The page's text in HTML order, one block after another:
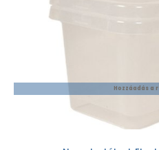
Hozzáadás a